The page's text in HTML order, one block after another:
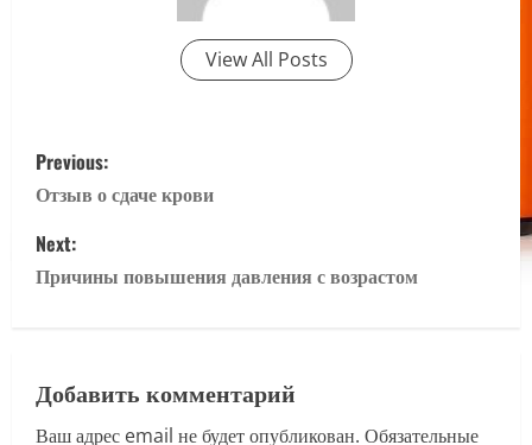
View All Posts
P
o
s
t
a
Previous:
Отзыв о сдаче крови
Next:
Причины повышения давления с возрастом
Добавить комментарий
Ваш адрес email не будет опубликован. Обязательные